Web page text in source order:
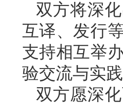
双方将深
互译、发行
支持相互举
验交流与实践
双方愿深